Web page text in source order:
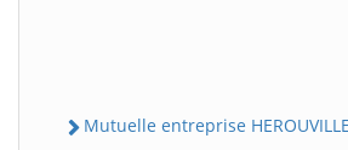
Mutuelle entreprise